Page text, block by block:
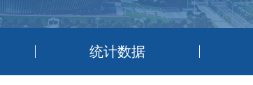
统计数据